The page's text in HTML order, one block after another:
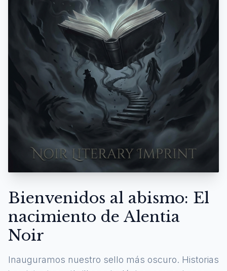
Bienvenidos al abismo: El
nacimiento de Alentia
Noir
Inauguramos nuestro sello más oscuro. Historias